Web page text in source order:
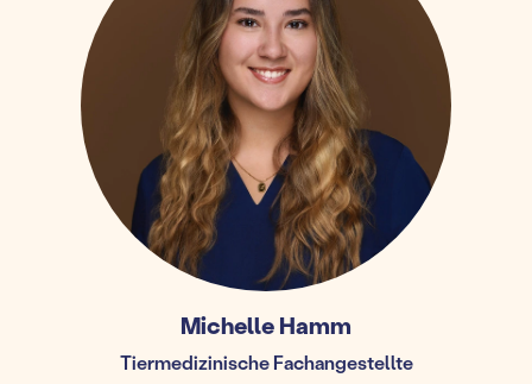
Michelle Hamm
Tiermedizinische Fachangestellte